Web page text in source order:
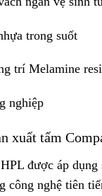
trong suốt
trí Melamine
nghiệp
xuất tấm
được áp
công nghệ tiên